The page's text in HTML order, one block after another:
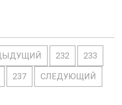
232 233
237 СЛЕДУЮЩИЙ